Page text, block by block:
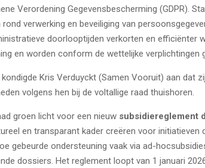
Verordening Gegevensbescherming (GDPR).
verwerking en beveiliging van
doorlooptijden verkorten en efficiënter
en worden conform de wettelijke verplichtingen
Kris Verduyckt (Samen Vooruit) aan dat
volgens hen bij de voltallige raad thuishoren.
groen licht voor een nieuw subsidiereglement
en transparant kader creëren voor
gebeurde ondersteuning vaak via ad-
dossiers. Het reglement loopt van 1 januari